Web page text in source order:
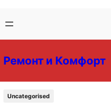
содержимому
содержимому
Ремонт и Комфорт
Uncategorised